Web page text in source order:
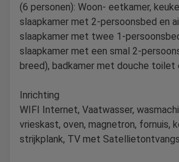
(6 personen): Woon- eetkamer,
slaapkamer met 2-persoonsbed en
slaapkamer met twee 1-
slaapkamer met een smal 2-
breed), badkamer met douche toilet
Inrichting
WIFI Internet, Vaatwasser,
vrieskast, oven, magnetron, fornuis,
strijkplank, TV met